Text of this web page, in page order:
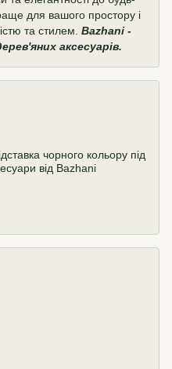
для вашого простору і
та стилем. Bazhani -
аксесуарів.
чорного кольору під
від Bazhani